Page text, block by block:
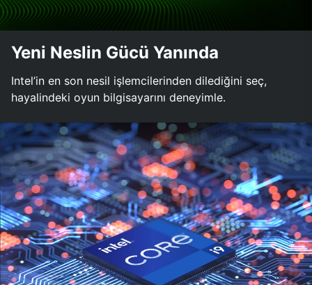
Yeni Neslin Gücü Yanında
Intel’in en son nesil işlemcilerinden dilediğini seç,
hayalindeki oyun bilgisayarını deneyimle.